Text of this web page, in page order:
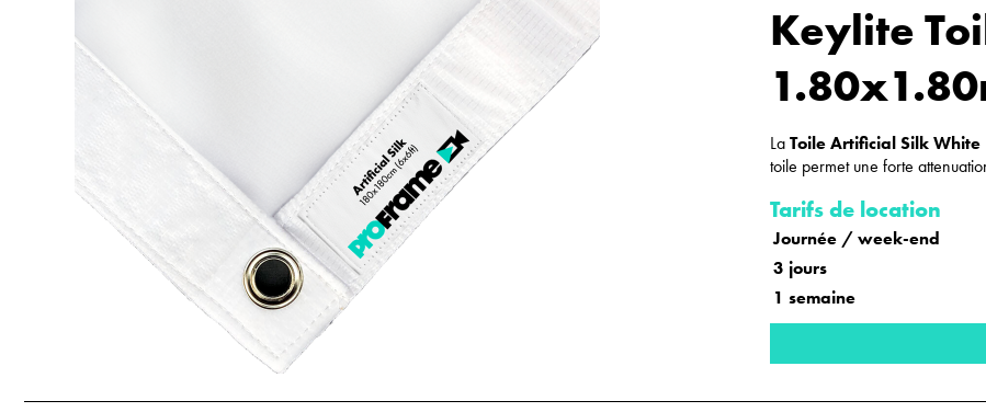
Keylite
LaToile Artificial Silk
toile permet une forte
Tarifs de location
Journée / week-end
3 jours
1 semaine